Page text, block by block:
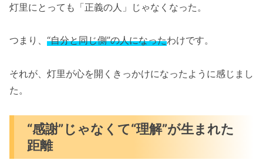
灯里にとっても「正義の人」じゃなくなった。
つまり、 “自分と同じ側”の人になったわけです。
それが、灯里が心を開くきっかけになったように感じまし
た。
“感謝”じゃなくて“理解”が生まれた
距離